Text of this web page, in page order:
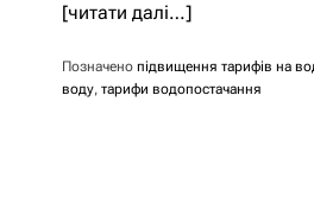
[читати далі…]
Позначено підвищення тарифів на
воду, тарифи водопостачання